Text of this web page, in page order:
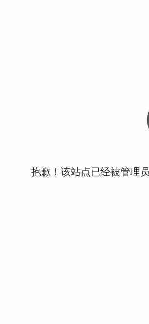
抱歉！该站点已经被管理